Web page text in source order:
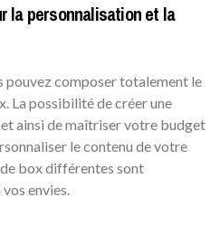
la personnalisation et la
pouvez composer totalement le
La possibilité de créer une
ainsi de maîtriser votre budget
le contenu de votre
box différentes sont
envies.